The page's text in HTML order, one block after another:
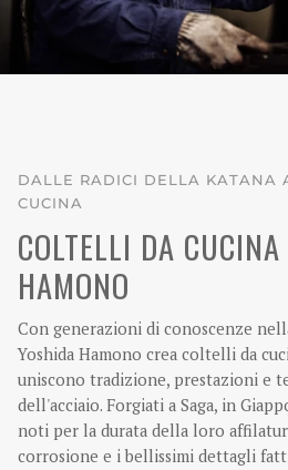
DALLE RADICI DELLA KATANA
CUCINA
COLTELLI DA
HAMONO
Con generazioni di conoscenze
Yoshida Hamono crea coltelli da
uniscono tradizione, prestazioni e
dell'acciaio. Forgiati a Saga, in
noti per la durata della loro
corrosione e i bellissimi dettagli